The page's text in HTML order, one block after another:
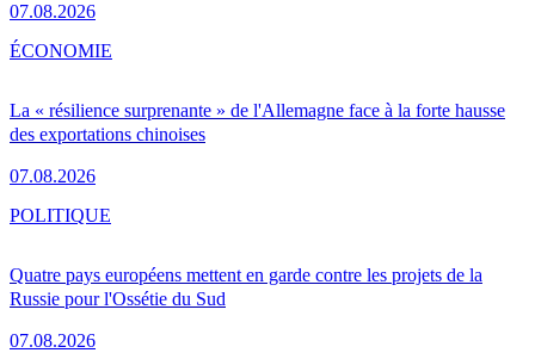
07.08.2026
La « résilience surprenante » de l'Allemagne face à la forte hausse
des exportations chinoises
07.08.2026
ÉCONOMIE
Quatre pays européens mettent en garde contre les projets de la
Russie pour l'Ossétie du Sud
07.08.2026
POLITIQUE